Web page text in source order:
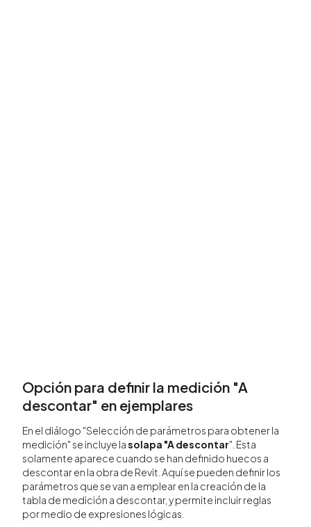
Opción para definir la medición "A
descontar" en ejemplares
En el diálogo "Selección de parámetros para obtener la
medición" se incluye lasolapa "A descontar". Esta
solamente aparece cuando se han definido huecos a
descontar en la obra de Revit. Aquí se pueden definir los
parámetros que se van a emplear en la creación de la
tabla de medición a descontar, y permite incluir reglas
por medio de expresiones lógicas.